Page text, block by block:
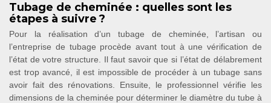
Tubage de cheminée : quelles sont les
étapes à suivre ?
Pour la réalisation d’un tubage de cheminée, l’artisan ou
l’entreprise de tubage procède avant tout à une vérification de
l’état de votre structure. Il faut savoir que si l’état de délabrement
est trop avancé, il est impossible de procéder à un tubage sans
avoir fait des rénovations. Ensuite, le professionnel vérifie les
dimensions de la cheminée pour déterminer le diamètre du tube à